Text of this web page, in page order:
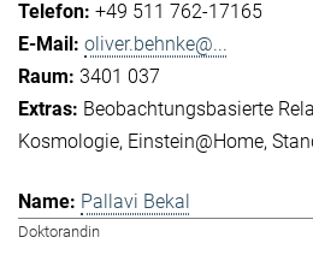
+49 511 762-17165
oliver.behnke@...
3401 037
Beobachtungsbasierte
Kosmologie Einstein@Home
Pallavi Bekal
Doktorandin